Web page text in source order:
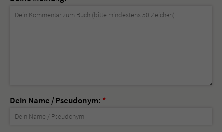
Dein Name / Pseudonym: *